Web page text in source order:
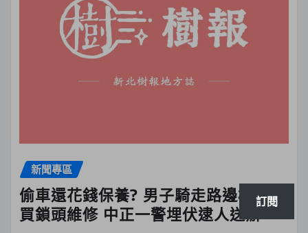
新聞專區
偷車還花錢保養? 男子騎走路邊機車還
買鎖頭維修 中正一警埋伏逮人送辦
訂閱